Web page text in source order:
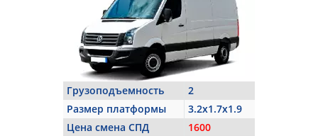
Грузоподъемность
2
Размер платформы
3.2x1.7x1.9
Цена смена СПД
1600